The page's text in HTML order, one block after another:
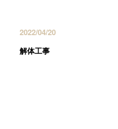
2022/04/20
解体工事